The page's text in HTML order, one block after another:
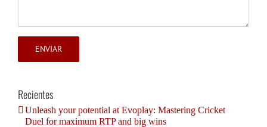
Recientes
Unleash your potential at Evoplay: Mastering Cricket
Duel for maximum RTP and big wins